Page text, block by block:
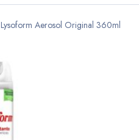
Lysoform Aerosol Original 360ml